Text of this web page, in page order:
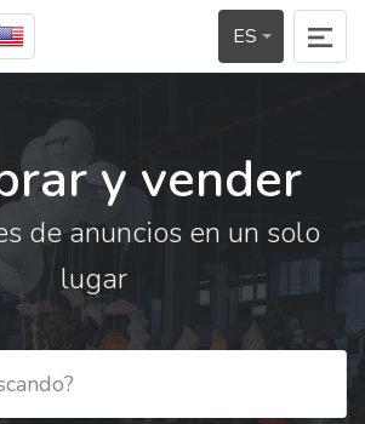
ES
y vender
de anuncios en un solo
lugar